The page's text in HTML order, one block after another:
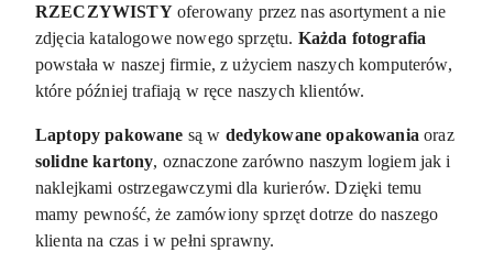
RZECZYWISTYoferowany przez nas asortyment a nie
zdjęcia katalogowe nowego sprzętu. Każda fotografia
powstała w naszej firmie, z użyciem naszych komputerów,
które później trafiają w ręce naszych klientów.
Laptopy pakowane są w dedykowane opakowania oraz
solidne kartony, oznaczone zarówno naszym logiem jak i
naklejkami ostrzegawczymi dla kurierów. Dzięki temu
mamy pewność, że zamówiony sprzęt dotrze do naszego
klienta na czas i w pełni sprawny.